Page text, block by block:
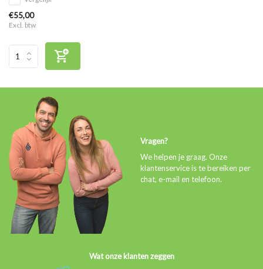
€55,00
Excl. btw
Vragen?
We helpen je graag. Onze
klantenservice is te bereiken per
chat, e-mail en telefoon.
Wat onze klanten zeggen